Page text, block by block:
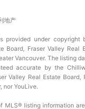
地产
provided under copyright
Board, Fraser Valley Real
Vancouver. The listing
accurate by the
Valley Real Estate Board,
nor YouLive.
MLS® listing information